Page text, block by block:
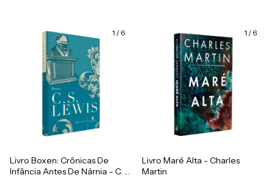
1 / 6
Livro Boxen: Crônicas De
Infância Antes De Nárnia - C. S.
1 / 6
Livro Maré Alta - Charles
Martin